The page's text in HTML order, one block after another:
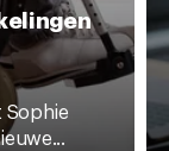
Sophie